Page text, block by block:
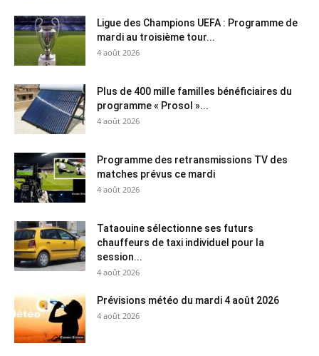
Ligue des Champions UEFA : Programme de
mardi au troisième tour...
4 août 2026
Plus de 400 mille familles bénéficiaires du
programme « Prosol »...
4 août 2026
Programme des retransmissions TV des
matches prévus ce mardi
4 août 2026
Tataouine sélectionne ses futurs
chauffeurs de taxi individuel pour la
session...
4 août 2026
Prévisions météo du mardi 4 août 2026
4 août 2026